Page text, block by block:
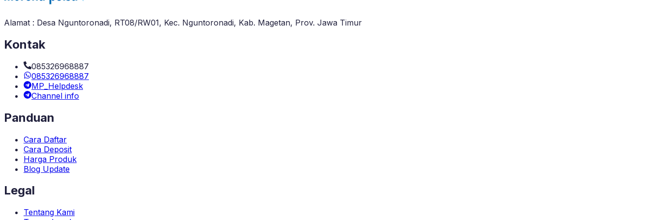
Alamat : Desa Nguntoronadi, RT08/RW01, Kec. Nguntoronadi, Kab. Magetan, Prov. Jawa Timur
Kontak
085326968887
085326968887
MP_Helpdesk
Channel info
Panduan
Cara Daftar
Cara Deposit
Harga Produk
Blog Update
Legal
Tentang Kami